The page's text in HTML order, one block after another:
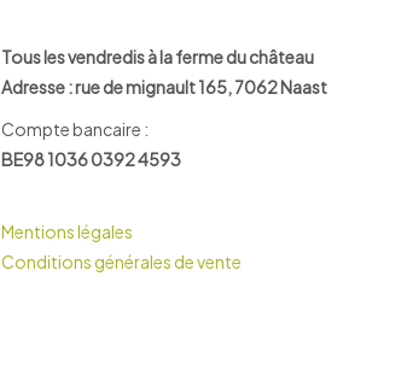
Tous les vendredis à la ferme du château
Adresse : rue de mignault 165, 7062 Naast
Compte bancaire :
BE98 1036 0392 4593
Mentions légales
Conditions générales de vente